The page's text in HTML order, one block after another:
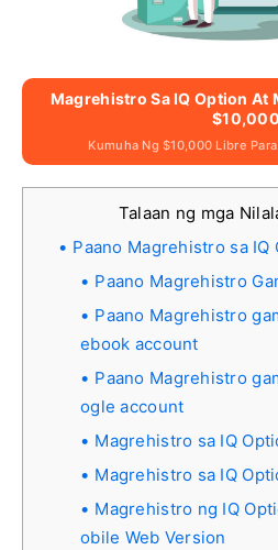
Magrehistro Sa IQ Option At
$10,000
Kumuha Ng $10,000 Libre
Talaan ng mga
Paano Magrehistro sa IQ
Paano Magrehistro
Paano Magrehistro
ebook account
Paano Magrehistro
ogle account
Magrehistro sa IQ
Magrehistro sa IQ
Magrehistro ng IQ
obile Web Version